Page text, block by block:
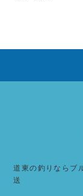
道東の釣りならブ
送